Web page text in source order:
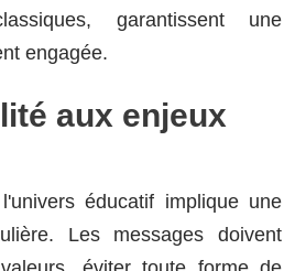
garantissent une
engagée.
aux enjeux
éducatif implique une
Les messages doivent